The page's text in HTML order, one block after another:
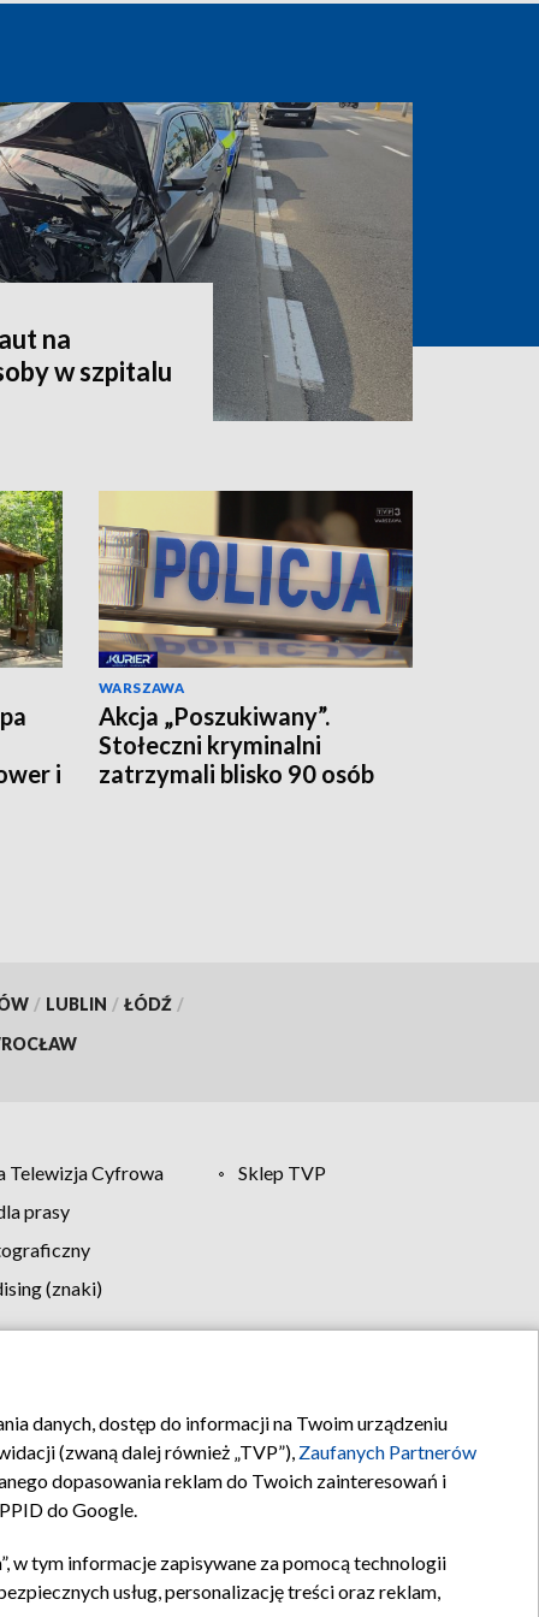
na
w szpitalu
i
WARSZAWA
Akcja „Poszukiwany”.
Stołeczni kryminalni
zatrzymali blisko 90 osób
/ LUBLIN / ŁÓDŹ /
Telewizja Cyfrowa
Sklep TVP
prasy
(znaki)
Kontakt
danych, dostęp do informacji na Twoim urządzeniu
(zwaną dalej również „TVP”), Zaufanych Partnerów
dopasowania reklam do Twoich zainteresowań i
do Google.
w tym informacje zapisywane za pomocą technologii
usług, personalizację treści oraz reklam,